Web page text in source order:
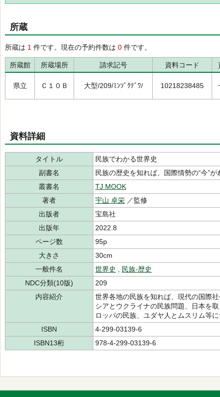
所蔵
所蔵は 1 件です。現在の予約件数は 0 件です。
所蔵館 所蔵場所 請求記号 資料コード
県立 Ｃ１０Ｂ 大型/209/ﾐﾝｿﾞｸﾃﾞﾜ/ 10218238485
資料詳細
タイトル
民族でわかる世界史
副書名
民族の歴史を知れば、国際情勢の“今”が
叢書名
TJ MOOK
著者
宇山 卓栄 ／監修
出版者
宝島社
出版年
2022.8
ページ数
95p
大きさ
30cm
一般件名
世界史
民族-歴史
NDC分類(10版)
209
内容紹介
世界各地の民族を知れば、現代の国際
シアとウクライナの民族問題、日本を
ロッパの民族、ユダヤ人とムスリム等
ISBN
4-299-03139-6
ISBN13桁
978-4-299-03139-6